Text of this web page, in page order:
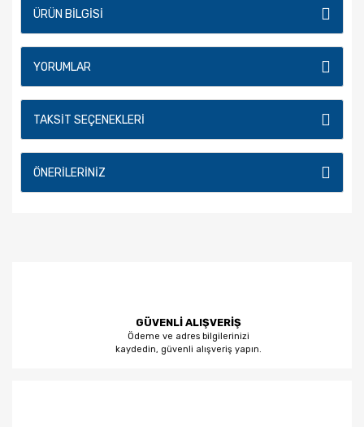
ÜRÜN BILGISI
YORUMLAR
TAKSIT SEÇENEKLERI
ÖNERILERINIZ
GÜVENLİ ALIŞVERİŞ
Ödeme ve adres bilgilerinizi
kaydedin, güvenli alışveriş yapın.